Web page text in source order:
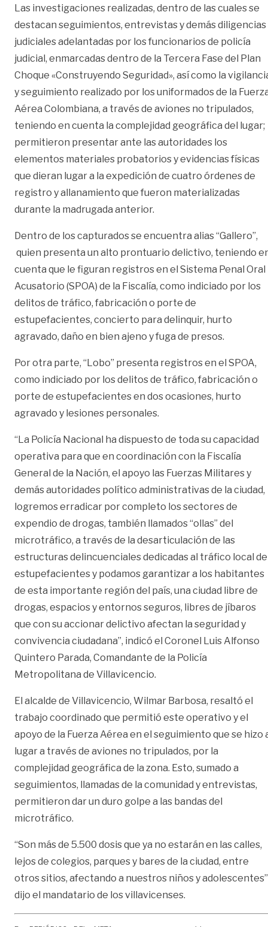
Las investigaciones realizadas, dentro de las cuales se
destacan seguimientos, entrevistas y demás diligencias
judiciales adelantadas por los funcionarios de policía
judicial, enmarcadas dentro de la Tercera Fase del Plan
Choque «Construyendo Seguridad», así como la
y seguimiento realizado por los uniformados de la
Aérea Colombiana, a través de aviones no tripulados,
teniendo en cuenta la complejidad geográfica del lugar;
permitieron presentar ante las autoridades los
elementos materiales probatorios y evidencias físicas
que dieran lugar a la expedición de cuatro órdenes de
registro y allanamiento que fueron materializadas
durante la madrugada anterior.
Dentro de los capturados se encuentra alias “Gallero”,
quien presenta un alto prontuario delictivo, teniendo
cuenta que le figuran registros en el Sistema Penal Oral
Acusatorio (SPOA) de la Fiscalía, como indiciado por los
delitos de tráfico, fabricación o porte de
estupefacientes, concierto para delinquir, hurto
agravado, daño en bien ajeno y fuga de presos.
Por otra parte, “Lobo” presenta registros en el SPOA,
como indiciado por los delitos de tráfico, fabricación o
porte de estupefacientes en dos ocasiones, hurto
agravado y lesiones personales.
“La Policía Nacional ha dispuesto de toda su capacidad
operativa para que en coordinación con la Fiscalía
General de la Nación, el apoyo las Fuerzas Militares y
demás autoridades político administrativas de la ciudad,
logremos erradicar por completo los sectores de
expendio de drogas, también llamados “ollas” del
microtráfico, a través de la desarticulación de las
estructuras delincuenciales dedicadas al tráfico local de
estupefacientes y podamos garantizar a los habitantes
de esta importante región del país, una ciudad libre de
drogas, espacios y entornos seguros, libres de jíbaros
que con su accionar delictivo afectan la seguridad y
convivencia ciudadana”, indicó el Coronel Luis Alfonso
Quintero Parada, Comandante de la Policía
Metropolitana de Villavicencio.
El alcalde de Villavicencio, Wilmar Barbosa, resaltó el
trabajo coordinado que permitió este operativo y el
apoyo de la Fuerza Aérea en el seguimiento que se hizo
lugar a través de aviones no tripulados, por la
complejidad geográfica de la zona. Esto, sumado a
seguimientos, llamadas de la comunidad y entrevistas,
permitieron dar un duro golpe a las bandas del
microtráfico.
“Son más de 5.500 dosis que ya no estarán en las calles,
lejos de colegios, parques y bares de la ciudad, entre
otros sitios, afectando a nuestros niños y adolescentes”
dijo el mandatario de los villavicenses.